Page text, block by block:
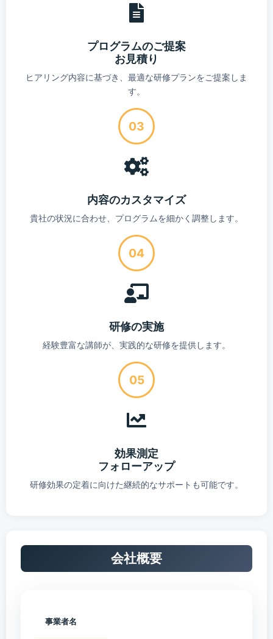
プログラムのご提案
お見積り
ヒアリング内容に基づき、最適な研修プランをご提案しま
す。
03
内容のカスタマイズ
貴社の状況に合わせ、プログラムを細かく調整します。
04
研修の実施
経験豊富な講師が、実践的な研修を提供します。
05
効果測定
フォローアップ
研修効果の定着に向けた継続的なサポートも可能です。
会社概要
事業者名